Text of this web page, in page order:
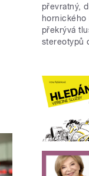
převratný,
překrývá
stereotypů